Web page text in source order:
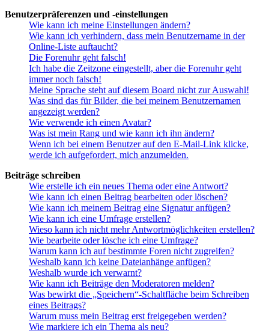
Benutzerpräferenzen und -einstellungen
Wie kann ich meine Einstellungen ändern?
Wie kann ich verhindern, dass mein Benutzername in der
Online-Liste auftaucht?
Die Forenuhr geht falsch!
Ich habe die Zeitzone eingestellt, aber die Forenuhr geht
immer noch falsch!
Meine Sprache steht auf diesem Board nicht zur Auswahl!
Was sind das für Bilder, die bei meinem Benutzernamen
angezeigt werden?
Wie verwende ich einen Avatar?
Was ist mein Rang und wie kann ich ihn ändern?
Wenn ich bei einem Benutzer auf den E-Mail-Link klicke,
werde ich aufgefordert, mich anzumelden.
Beiträge schreiben
Wie erstelle ich ein neues Thema oder eine Antwort?
Wie kann ich einen Beitrag bearbeiten oder löschen?
Wie kann ich meinem Beitrag eine Signatur anfügen?
Wie kann ich eine Umfrage erstellen?
Wieso kann ich nicht mehr Antwortmöglichkeiten erstellen?
Wie bearbeite oder lösche ich eine Umfrage?
Warum kann ich auf bestimmte Foren nicht zugreifen?
Weshalb kann ich keine Dateianhänge anfügen?
Weshalb wurde ich verwarnt?
Wie kann ich Beiträge den Moderatoren melden?
Was bewirkt die „Speichern“-Schaltfläche beim Schreiben
eines Beitrags?
Warum muss mein Beitrag erst freigegeben werden?
Wie markiere ich ein Thema als neu?